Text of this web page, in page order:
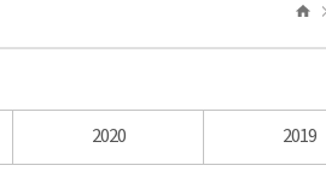
2020 2019